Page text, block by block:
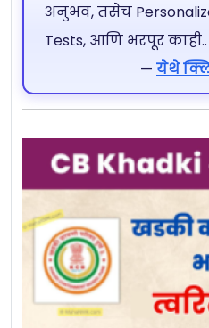
अनुभव, तसेच
Tests, आणि भरपूर
— येथे